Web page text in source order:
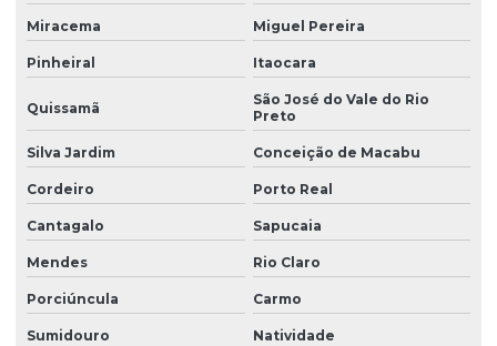
Miracema Miguel Pereira
Pinheiral Itaocara
Quissamã
São José do Vale do Rio
Preto
Silva Jardim Conceição de Macabu
Cordeiro Porto Real
Cantagalo Sapucaia
Mendes Rio Claro
Porciúncula Carmo
Sumidouro Natividade